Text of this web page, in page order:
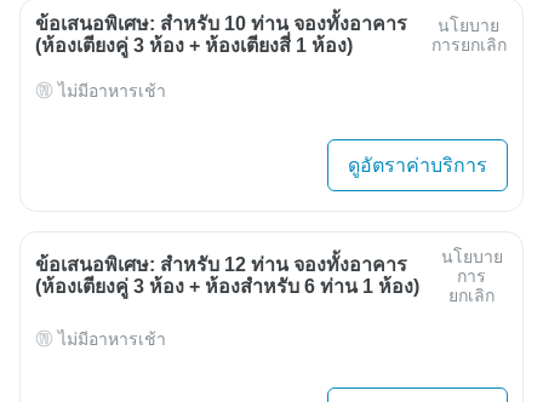
ข้อเสนอพิเศษ: สำหรับ 10 ท่าน จองทั้งอาคาร
(ห้องเตียงคู่ 3 ห้อง + ห้องเตียงสี่ 1 ห้อง)
นโยบาย
การยกเลิก
ไม่มีอาหารเช้า
ดูอัตราค่าบริการ
ข้อเสนอพิเศษ: สำหรับ 12 ท่าน จองทั้งอาคาร
(ห้องเตียงคู่ 3 ห้อง + ห้องสำหรับ 6 ท่าน 1 ห้อง)
นโยบาย
การ
ยกเลิก
ไม่มีอาหารเช้า